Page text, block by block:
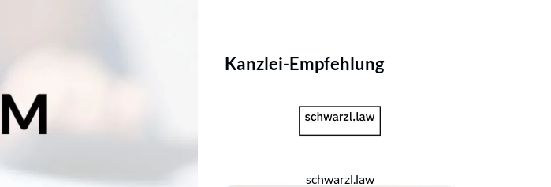
Kanzlei-Empfehlung
schwarzl.law